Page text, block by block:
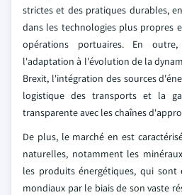
strictes et des pratiques durables,
dans les technologies plus propres
opérations portuaires. En
l'adaptation à l'évolution de la
Brexit, l'intégration des sources
logistique des transports et la
transparente avec les chaînes
De plus, le marché en est
naturelles, notamment les
les produits énergétiques, qui sont
mondiaux par le biais de son vaste